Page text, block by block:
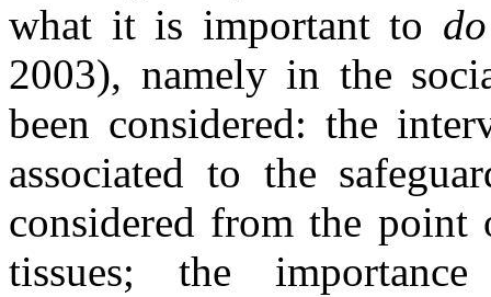
what it is important to
2003), namely in the
been considered: the
associated to the
considered from the
tissues; the